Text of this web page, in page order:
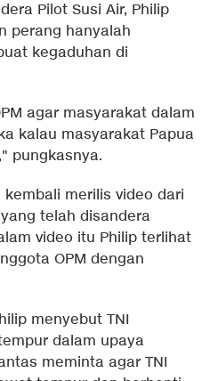
Pilot Susi Air, Philip
perang hanyalah
kegaduhan di
agar masyarakat dalam
kalau masyarakat Papua
pungkasnya.
kembali merilis video dari
telah disandera
video itu Philip terlihat
OPM dengan
menyebut TNI
dalam upaya
meminta agar TNI